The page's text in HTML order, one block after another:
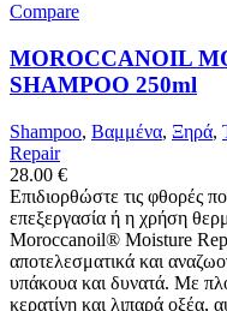
Compare
MOROCCANOIL
SHAMPOO 250ml
Shampoo, Βαμμένα, Ξηρά,
Repair
28.00 €
Επιδιορθώστε τις φθορές
επεξεργασία ή η χρήση
Moroccanoil® Moisture
αποτελεσματικά και
υπάκουα και δυνατά. Με
κερατίνη και λιπαρά οξέα,